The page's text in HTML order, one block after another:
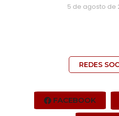
5 de agosto de
REDES
FACEBOOK